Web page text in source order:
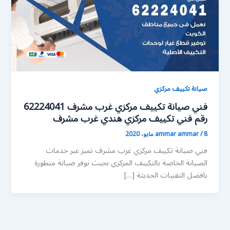
صيانة تكييف مركزي
فني صيانة تكييف مركزي غرب مشرف 62224041
رقم فني تكييف مركزي هندي غرب مشرف
ammar ammar/8 مايو، 2020
فني صيانة تكييف مركزي غرب مشرف تميز عبر خدمات
الصيانة الخاصة بالتكييف المركزي بحيث نوفر صيانة متطورة
بافضل التقنيات الحديثة […]